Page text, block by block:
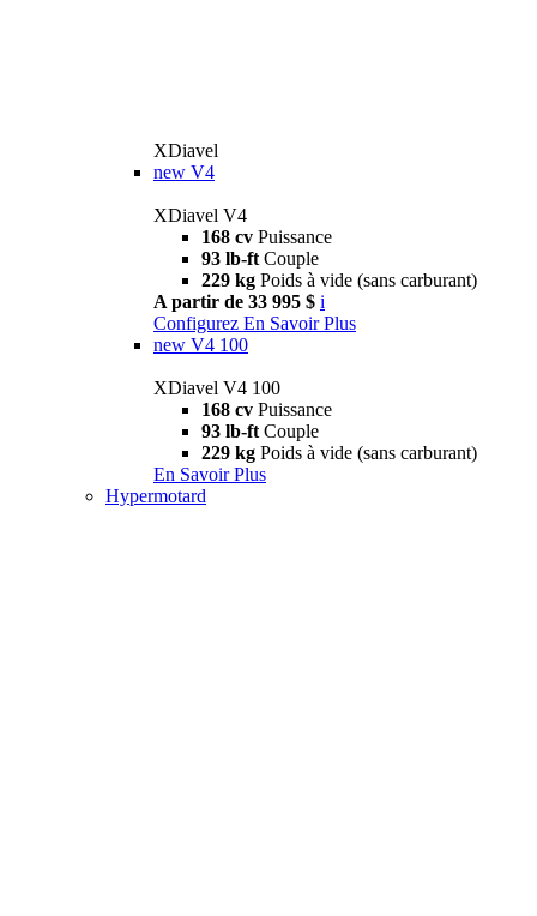
XDiavel
new V4
XDiavel V4
168 cv Puissance
93 lb-ft Couple
229 kg Poids à vide (sans carburant)
A partir de 33 995 $ i
Configurez En Savoir Plus
new V4 100
XDiavel V4 100
168 cv Puissance
93 lb-ft Couple
229 kg Poids à vide (sans carburant)
En Savoir Plus
Hypermotard